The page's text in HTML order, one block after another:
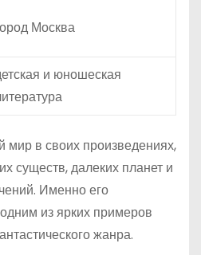
Москва
и юношеская
мир в своих произведениях,
существ, далеких планет и
Именно его
из ярких примеров
жанра.